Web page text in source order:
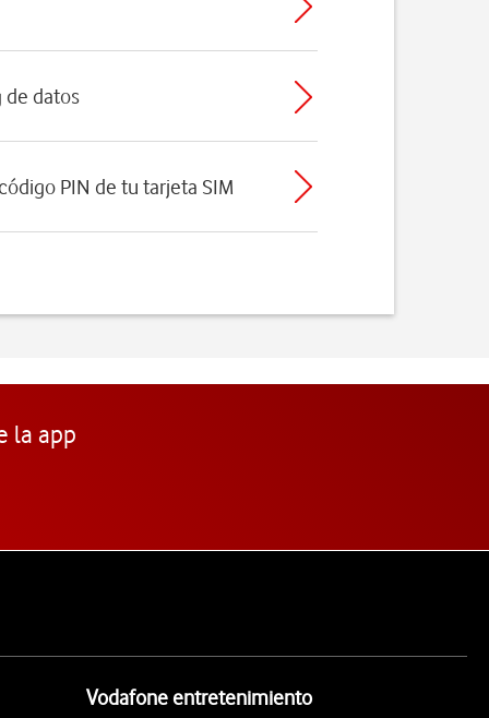
de datos
PIN de tu tarjeta SIM
la app
Vodafone entretenimiento